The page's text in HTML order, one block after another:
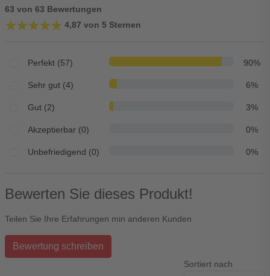
63 von 63 Bewertungen
★★★★★
★★★★★ 4,87 von 5 Sternen
Perfekt (57) 90%
Sehr gut (4) 6%
Gut (2) 3%
Akzeptierbar (0) 0%
Unbefriedigend (0) 0%
Bewerten Sie dieses Produkt!
Teilen Sie Ihre Erfahrungen min anderen Kunden
Bewertung schreiben
Sortiert nach